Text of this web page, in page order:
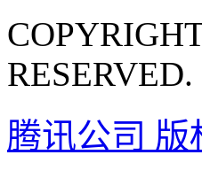
RESERVED.
腾讯公司 版